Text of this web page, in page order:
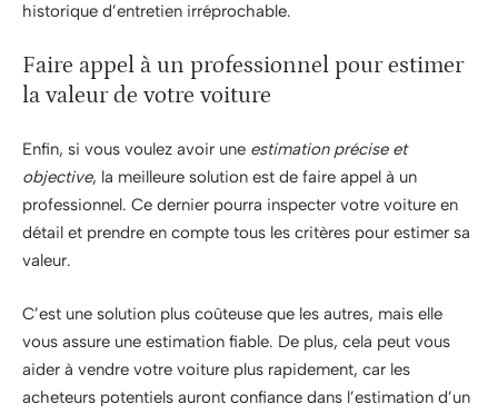
historique d’entretien irréprochable.
Faire appel à un professionnel pour estimer
la valeur de votre voiture
Enfin, si vous voulez avoir une estimation précise et
objective, la meilleure solution est de faire appel à un
professionnel. Ce dernier pourra inspecter votre voiture en
détail et prendre en compte tous les critères pour estimer sa
valeur.
C’est une solution plus coûteuse que les autres, mais elle
vous assure une estimation fiable. De plus, cela peut vous
aider à vendre votre voiture plus rapidement, car les
acheteurs potentiels auront confiance dans l’estimation d’un